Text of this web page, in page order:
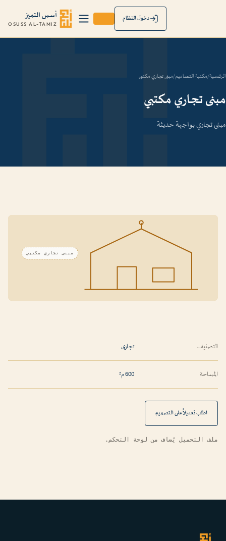
أسس التميز
OSUSS AL-TAMIZ دخول النظام
الرئيسية/مكتبة التصاميم/مبنى تجاري مكتبي
مبنى تجاري مكتبي
مبنى تجاري بواجهة حديثة
مبنى تجاري مكتبي
التصنيف تجاري
المساحة 600 م²
اطلب تعديلاً على التصميم
ملف التحميل يُضاف من لوحة التحكم.